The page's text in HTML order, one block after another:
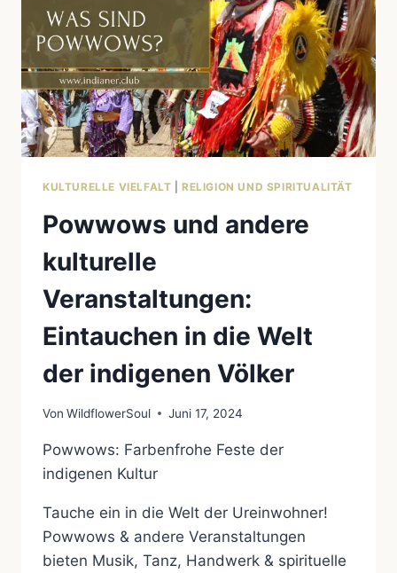
KULTURELLE VIELFALT |RELIGION UND SPIRITUALITÄT
Powwows und andere
kulturelle
Veranstaltungen:
Eintauchen in die Welt
der indigenen Völker
Von WildflowerSoul Juni 17, 2024
Powwows: Farbenfrohe Feste der
indigenen Kultur
Tauche ein in die Welt der Ureinwohner!
Powwows & andere Veranstaltungen
bieten Musik, Tanz, Handwerk & spirituelle